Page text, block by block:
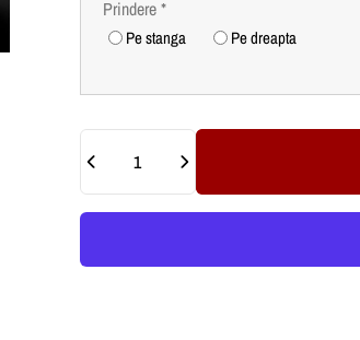
Prindere*
Pe stanga Pe dreapta